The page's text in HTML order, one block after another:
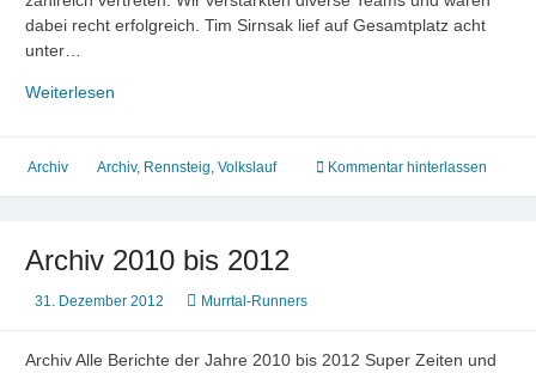
dabei recht erfolgreich. Tim Sirnsak lief auf Gesamtplatz acht
unter…
Weiterlesen
Archiv Archiv, Rennsteig Volkslauf Kommentar hinterlassen
Archiv 2010 bis 2012
31. Dezember 2012 Murrtal-Runners
Archiv Alle Berichte der Jahre 2010 bis 2012 Super Zeiten und